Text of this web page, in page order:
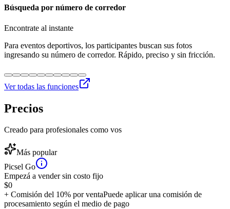
Búsqueda por número de corredor
Encontrate al instante
Para eventos deportivos, los participantes buscan sus fotos
ingresando su número de corredor. Rápido, preciso y sin fricción.
Ver todas las funciones
Precios
Creado para profesionales como vos
Más popular
Picsel Go
Empezá a vender sin costo fijo
$0
+ Comisión del 10% por ventaPuede aplicar una comisión de
procesamiento según el medio de pago